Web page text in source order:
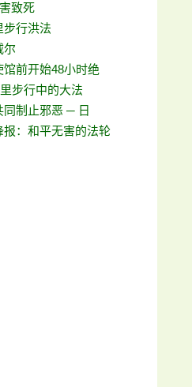
致死
步行洪法
尔
前开始48小时绝
步行中的大法
制止邪恶 ─ 日
：和平无害的法轮